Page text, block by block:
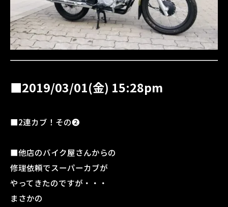
■2019/03/01(金) 15:28pm
■2連カブ！その❷
■他店のバイク屋さんからの
修理依頼でスーパーカブが
やってきたのですが・・・
まさかの